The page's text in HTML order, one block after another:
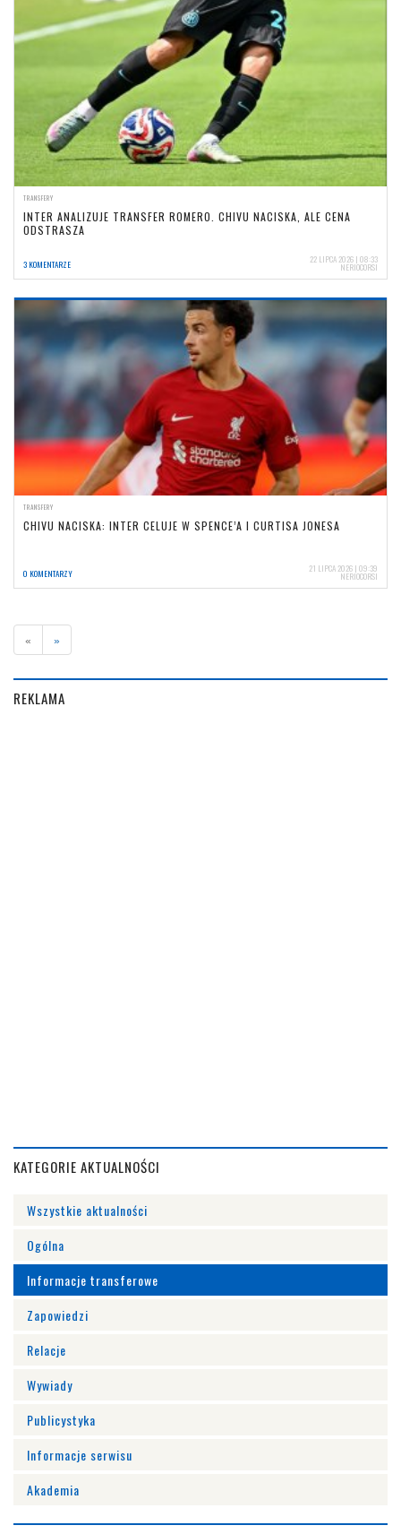
TRANSFERY
INTER ANALIZUJE TRANSFER ROMERO. CHIVU NACISKA, ALE CENA
ODSTRASZA
3 KOMENTARZE 22 LIPCA 2026 | 08:33
NERIOCORSI
TRANSFERY
CHIVU NACISKA: INTER CELUJE W SPENCE’A I CURTISA JONESA
0 KOMENTARZY 21 LIPCA 2026 | 09:39
NERIOCORSI
« »
REKLAMA
KATEGORIE AKTUALNOŚCI
Wszystkie aktualności
Ogólna
Informacje transferowe
Zapowiedzi
Relacje
Wywiady
Publicystyka
Informacje serwisu
Akademia